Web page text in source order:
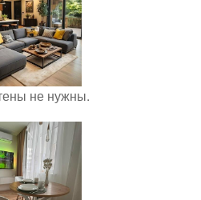
не нужны.